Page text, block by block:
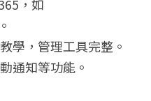
，如
學，管理工具完整。
通知等功能。